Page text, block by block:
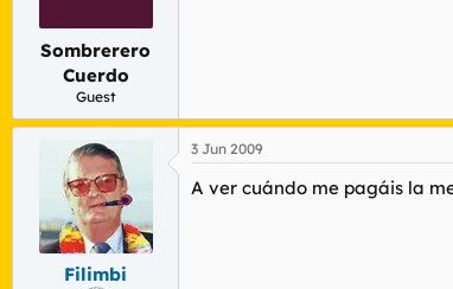
Sombrerero
Cuerdo
Guest
Filimbi
3 Jun 2009
A ver cuándo me pagáis la